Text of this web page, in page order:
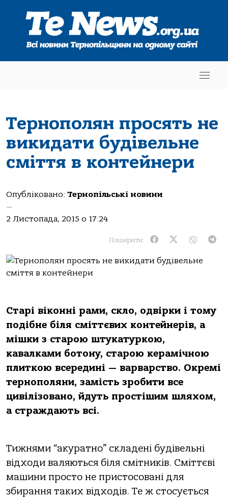
Тернополян просять не
викидати будівельне
сміття в контейнери
Опубліковано: Тернопільські новини
—
2 Листопада, 2015 о 17:24
Поширити:
Старі віконні рами, скло, одвірки і тому
подібне біля сміттєвих контейнерів, а
мішки з старою штукатуркою,
кавалками ботону, старою керамічною
плиткою всередині — варварство. Окремі
тернополяни, замість зробити все
цивілізовано, йдуть простішим шляхом,
а страждають всі.
Тижнями “акуратно” складені будівельні
відходи валяються біля смітників. Сміттєві
машини просто не пристосовані для
збирання таких відходів. Те ж стосується